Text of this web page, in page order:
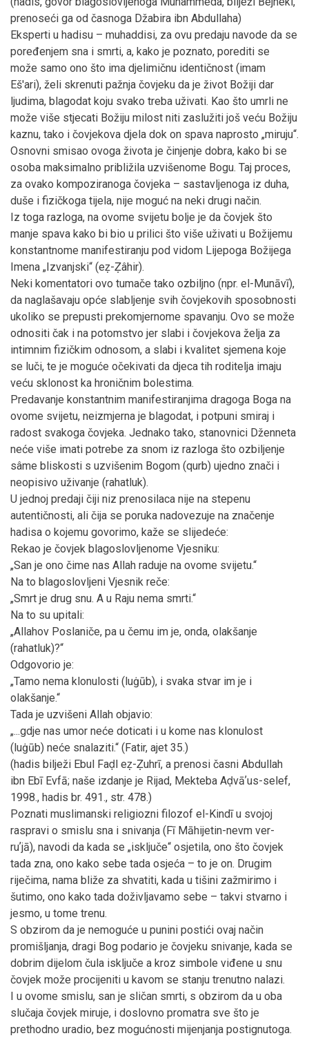
prenoseći ga od časnoga Džabira ibn Abdullaha)
Eksperti u hadisu – muhaddisi, za ovu predaju navode da se
poređenjem sna i smrti, a, kako je poznato, porediti se
može samo ono što ima djelimičnu identičnost (imam
Eš'ari), želi skrenuti pažnja čovjeku da je život Božiji dar
ljudima, blagodat koju svako treba uživati. Kao što umrli ne
može više stjecati Božiju milost niti zaslužiti još veću Božiju
kaznu, tako i čovjekova djela dok on spava naprosto „miruju“.
Osnovni smisao ovoga života je činjenje dobra, kako bi se
osoba maksimalno približila uzvišenome Bogu. Taj proces,
za ovako kompoziranoga čovjeka – sastavljenoga iz duha,
duše i fizičkoga tijela, nije moguć na neki drugi način.
Iz toga razloga, na ovome svijetu bolje je da čovjek što
manje spava kako bi bio u prilici što više uživati u Božijemu
konstantnome manifestiranju pod vidom Lijepoga Božijega
Imena „Izvanjski“ (eẓ-Ẓâhir).
Neki komentatori ovo tumače tako ozbiljno (npr. el-Munāvī),
da naglašavaju opće slabljenje svih čovjekovih sposobnosti
ukoliko se prepusti prekomjernome spavanju. Ovo se može
odnositi čak i na potomstvo jer slabi i čovjekova želja za
intimnim fizičkim odnosom, a slabi i kvalitet sjemena koje
se luči, te je moguće očekivati da djeca tih roditelja imaju
veću sklonost ka hroničnim bolestima.
Predavanje konstantnim manifestiranjima dragoga Boga na
ovome svijetu, neizmjerna je blagodat, i potpuni smiraj i
radost svakoga čovjeka. Jednako tako, stanovnici Dženneta
neće više imati potrebe za snom iz razloga što ozbiljenje
sâme bliskosti s uzvišenim Bogom (qurb) ujedno znači i
neopisivo uživanje (rahatluk).
U jednoj predaji čiji niz prenosilaca nije na stepenu
autentičnosti, ali čija se poruka nadovezuje na značenje
hadisa o kojemu govorimo, kaže se slijedeće:
Rekao je čovjek blagoslovljenome Vjesniku:
„San je ono čime nas Allah raduje na ovome svijetu.“
Na to blagoslovljeni Vjesnik reče:
„Smrt je drug snu. A u Raju nema smrti.“
Na to su upitali:
„Allahov Poslaniče, pa u čemu im je, onda, olakšanje
(rahatluk)?“
Odgovorio je:
„Tamo nema klonulosti (luġūb), i svaka stvar im je i
olakšanje.“
Tada je uzvišeni Allah objavio:
„...gdje nas umor neće doticati i u kome nas klonulost
(luġūb) neće snalaziti.“ (Fatir, ajet 35.)
(hadis bilježi Ebul Faḍl eẓ-Ẓuhrī, a prenosi časni Abdullah
ibn Ebī Evfā; naše izdanje je Rijad, Mekteba Aḍvāʼus-selef,
1998., hadis br. 491., str. 478.)
Poznati muslimanski religiozni filozof el-Kindī u svojoj
raspravi o smislu sna i snivanja (Fī Māhijetin-nevm ver-
ruʼjā), navodi da kada se „isključe“ osjetila, ono što čovjek
tada zna, ono kako sebe tada osjeća – to je on. Drugim
riječima, nama bliže za shvatiti, kada u tišini zažmirimo i
šutimo, ono kako tada doživljavamo sebe – takvi stvarno i
jesmo, u tome trenu.
S obzirom da je nemoguće u punini postići ovaj način
promišljanja, dragi Bog podario je čovjeku snivanje, kada se
dobrim dijelom čula isključe a kroz simbole viđene u snu
čovjek može procijeniti u kavom se stanju trenutno nalazi.
I u ovome smislu, san je sličan smrti, s obzirom da u oba
slučaja čovjek miruje, i doslovno promatra sve što je
prethodno uradio, bez mogućnosti mijenjanja postignutoga.